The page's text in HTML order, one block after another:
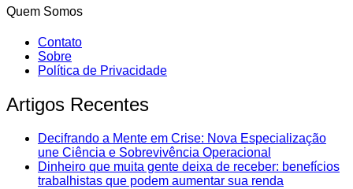
Quem Somos
Contato
Sobre
Política de Privacidade
Artigos Recentes
Decifrando a Mente em Crise: Nova Especialização
une Ciência e Sobrevivência Operacional
Dinheiro que muita gente deixa de receber: benefícios
trabalhistas que podem aumentar sua renda